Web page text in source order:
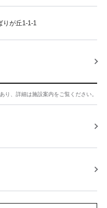
が丘1-1-1
り、詳細は施設案内をご覧ください。